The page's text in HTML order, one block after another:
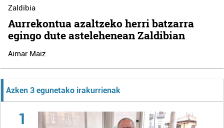
Zaldibia
Aurrekontua azaltzeko herri batzarra
egingo dute astelehenean Zaldibian
Aimar Maiz
Azken 3 egunetako irakurrienak
1